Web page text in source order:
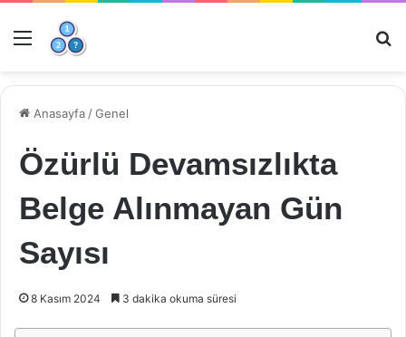
Menü
Anasayfa /Genel
Özürlü Devamsızlıkta
Belge Alınmayan Gün
Sayısı
8 Kasım 2024 3 dakika okuma süresi